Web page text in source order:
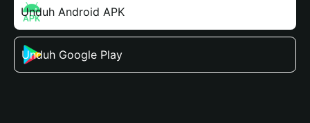
Unduh Android APK
Unduh Google Play